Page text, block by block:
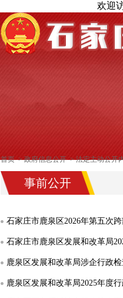
欢迎
首页>政府信息公开>法定主动公开
事前公开
石家庄市鹿泉区2026年第五次
石家庄市鹿泉区发展和改革局
鹿泉区发展和改革局涉企行政检
鹿泉区发展和改革局2025年度